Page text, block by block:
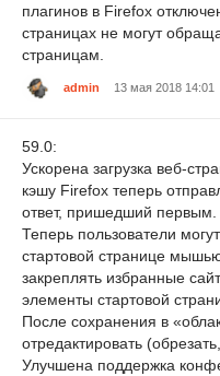
плагинов в Firefox
страницах не могут
страницам.
admin 13 мая 2018 14:01
59.0:
Ускорена загрузка веб-
кэшу Firefox теперь
ответ, пришедший первым.
Теперь пользователи
стартовой странице
закреплять избранные
элементы стартовой
После сохранения в
отредактировать
Улучшена поддержка